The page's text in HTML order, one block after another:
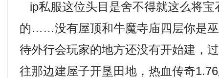
ip私服这位头目是舍不得就这么将宝
的……没有屋顶和牛魔寺庙四层你是
待外行会玩家的地方还没有开始建，
往那边建屋子开垦田地，热血传奇